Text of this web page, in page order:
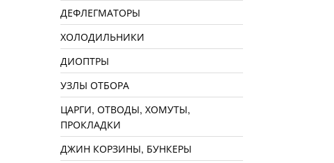
ДЕФЛЕГМАТОРЫ
ХОЛОДИЛЬНИКИ
ДИОПТРЫ
УЗЛЫ ОТБОРА
ЦАРГИ, ОТВОДЫ, ХОМУТЫ,
ПРОКЛАДКИ
ДЖИН КОРЗИНЫ, БУНКЕРЫ